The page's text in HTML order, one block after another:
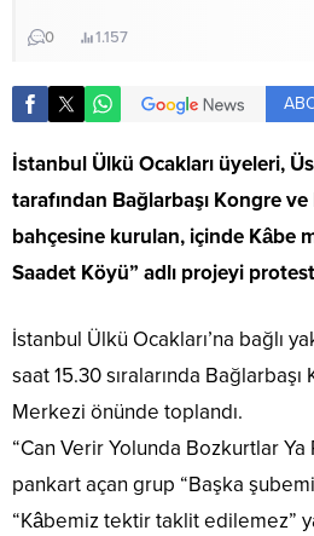
0 1.157
İstanbul Ülkü Ocakları üyeleri,
tarafından Bağlarbaşı Kongre
bahçesine kurulan, içinde Kâbe
Saadet Köyü” adlı projeyi
İstanbul Ülkü Ocakları’na bağlı
saat 15.30 sıralarında
Merkezi önünde toplandı.
“Can Verir Yolunda Bozkurtlar Ya
pankart açan grup “Başka
“Kâbemiz tektir taklit edilemez”